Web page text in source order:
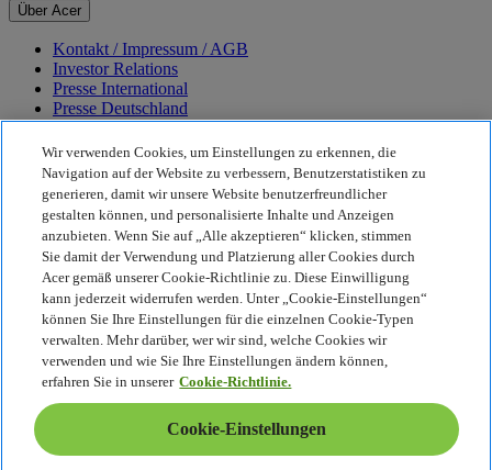
Über Acer
Kontakt / Impressum / AGB
Investor Relations
Presse International
Presse Deutschland
Auszeichnungen
Veranstaltungen
Nachhaltigkeit
Nachhaltigkeit
Corporate Social Responsibility
CO2-Bilanz unserer Produkte
Project Humanity
Earthion
Datenschutzrichtlinie
Cookie-Richtlinie
Rechtlicher Hinweis
Zusätzliche rechtliche Informationen
Barrierefreiheitsrichtlinie
Cookie-Einstellungen
Wir verwenden Cookies, um Einstellungen zu erkennen, die
Navigation auf der Website zu verbessern, Benutzerstatistiken zu
generieren, damit wir unsere Website benutzerfreundlicher
gestalten können, und personalisierte Inhalte und Anzeigen
anzubieten. Wenn Sie auf „Alle akzeptieren“ klicken, stimmen
Sie damit der Verwendung und Platzierung aller Cookies durch
Acer gemäß unserer Cookie-Richtlinie zu. Diese Einwilligung
kann jederzeit widerrufen werden. Unter „Cookie-Einstellungen“
können Sie Ihre Einstellungen für die einzelnen Cookie-Typen
verwalten. Mehr darüber, wer wir sind, welche Cookies wir
verwenden und wie Sie Ihre Einstellungen ändern können,
erfahren Sie in unserer Cookie-Richtlinie.
Cookie-Einstellungen